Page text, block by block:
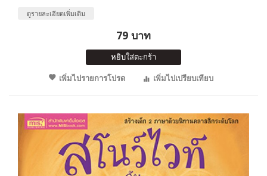
ดูรายละเอียดเพิ่มเติม
79 บาท
หยิบใส่ตะกร้า
เพิ่มไปรายการโปรด
เพิ่มไปเปรียบเทียบ